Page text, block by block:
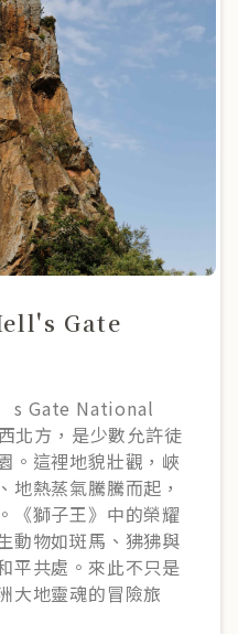
Gate
Gate National
北方，是少數允許徒
。這裡地貌壯觀，峽
地熱蒸氣騰騰而起，
《獅子王》中的榮耀
動物如斑馬、狒狒與
平共處。來此不只是
大地靈魂的冒險旅